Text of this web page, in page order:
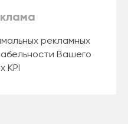
рекламных
Вашего
KPI